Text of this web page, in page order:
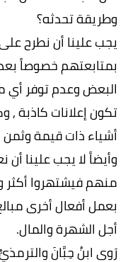
وطريقة تحدثه؟
يجب علينا أن نطرح
بمتابعتهم خصوصاً
البعض وعدم توفر أي
تكون إعلانات كاذبة ,
أشياء ذات قيمة
وأيضاً لا يجب علينا
منهم فيشتهروا أكثر
بعمل أفعال أخرى
أجل الشهرة والمال.
رَوى ابنُ حِبَّانَ